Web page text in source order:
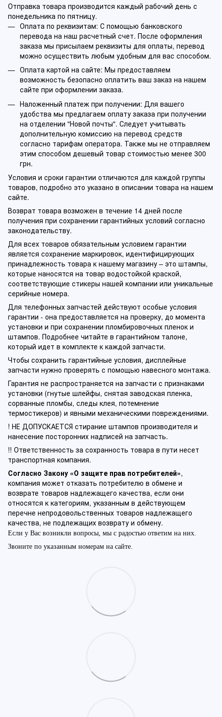
Отправка товара производится каждый рабочий день с
понедельника по пятницу.
Оплата по реквизитам: С помощью банковского
перевода на наш расчетный счет. После оформления
заказа мы присылаем реквизиты для оплаты, перевод
можно осуществить любым удобным для вас способом.
Оплата картой на сайте: Мы предоставляем
возможность безопасно оплатить ваш заказ на нашем
сайте при оформлении заказа.
Наложенный платеж при получении: Для вашего
удобства мы предлагаем оплату заказа при получении
на отделении "Новой почты". Следует учитывать
дополнительную комиссию на перевод средств
согласно тарифам оператора. Также мы не отправляем
этим способом дешевый товар стоимостью менее 300
грн.
Условия и сроки гарантии отличаются для каждой группы
товаров, подробно это указано в описании товара на нашем
сайте.
Возврат товара возможен в течение 14 дней после
получения при сохранении гарантийных условий согласно
законодательству.
Для всех товаров обязательным условием гарантии
является сохранение маркировок, идентифицирующих
принадлежность товара к нашему магазину – это штампы,
которые наносятся на товар водостойкой краской,
соответствующие стикеры нашей компании или уникальные
серийные номера.
Для телефонных запчастей действуют особые условия
гарантии - она предоставляется на проверку, до момента
установки и при сохранении пломбировочных пленок и
штампов. Подробнее читайте в гарантийном талоне,
который идет в комплекте к каждой запчасти.
Чтобы сохранить гарантийные условия, дисплейные
запчасти нужно проверять с помощью навесного монтажа.
Гарантия не распространяется на запчасти с признаками
установки (гнутые шлейфы, снятая заводская пленка,
сорванные пломбы, следы клея, потемнение
термостикеров) и явными механическими повреждениями.
! НЕ ДОПУСКАЕТСЯ стирание штампов производителя и
нанесение посторонних надписей на запчасть.
!! Ответственность за сохранность товара в пути несет
транспортная компания.
Согласно Закону «О защите прав потребителей»,
компания может отказать потребителю в обмене и
возврате товаров надлежащего качества, если они
относятся к категориям, указанным в действующем
перечне непродовольственных товаров надлежащего
качества, не подлежащих возврату и обмену.
Если у Вас возникли вопросы, мы с радостью ответим на них.
Звоните по указанным номерам на сайте.